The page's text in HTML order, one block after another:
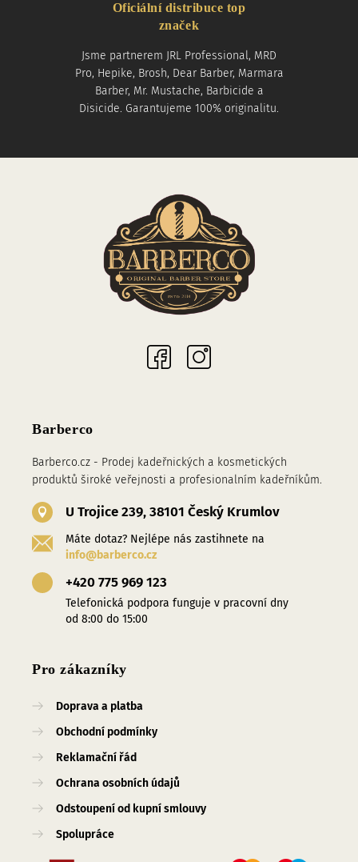
Oficiální distribuce top
značek
Jsme partnerem JRL Professional, MRD
Pro, Hepike, Brosh, Dear Barber, Marmara
Barber, Mr. Mustache, Barbicide a
Disicide. Garantujeme 100% originalitu.
Barberco
Barberco.cz - Prodej kadeřnických a kosmetických
produktů široké veřejnosti a profesionalním kadeřníkům.
U Trojice 239, 38101 Český Krumlov
Máte dotaz? Nejlépe nás zastihnete na
info@barberco.cz
+420 775 969 123
Telefonická podpora funguje v pracovní dny
od 8:00 do 15:00
Pro zákazníky
Doprava a platba
Obchodní podmínky
Reklamační řád
Ochrana osobních údajů
Odstoupení od kupní smlouvy
Spolupráce